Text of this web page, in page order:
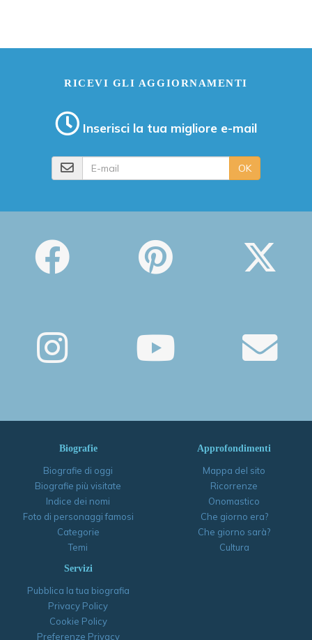
RICEVI GLI AGGIORNAMENTI
Inserisci la tua migliore e-mail
OK
Biografie
Biografie di oggi
Biografie più visitate
Indice dei nomi
Foto di personaggi famosi
Categorie
Temi
Approfondimenti
Mappa del sito
Ricorrenze
Onomastico
Che giorno era?
Che giorno sarà?
Cultura
Servizi
Pubblica la tua biografia
Privacy Policy
Cookie Policy
Preferenze Privacy